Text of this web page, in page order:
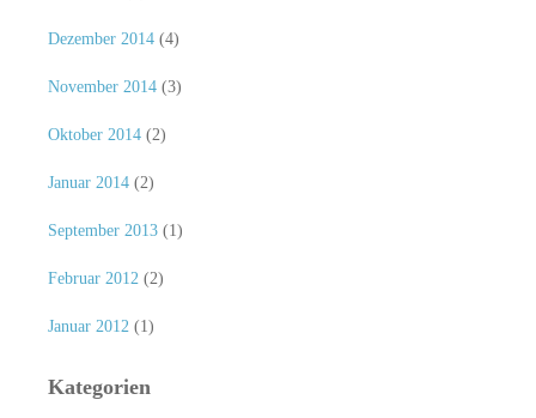
Dezember 2014(4)
November 2014(3)
Oktober 2014(2)
Januar 2014(2)
September 2013(1)
Februar 2012 (2)
Januar 2012 (1)
Kategorien